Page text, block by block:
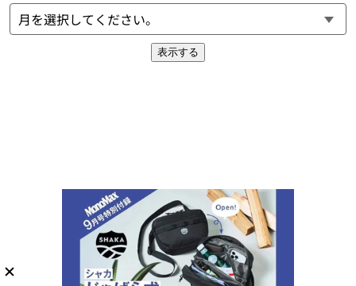
表示する